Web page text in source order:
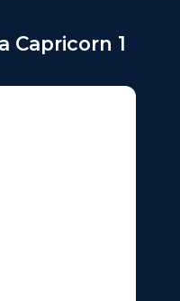
Capricorn 1